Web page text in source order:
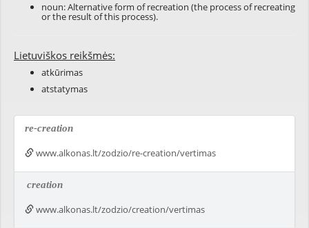
noun: Alternative form ofrecreation (the process of recreating
or the result of this process).
Lietuviškos reikšmės:
atkūrimas
atstatymas
re-creation
www.alkonas.lt/zodzio/re-creation/vertimas
creation
www.alkonas.lt/zodzio/creation/vertimas